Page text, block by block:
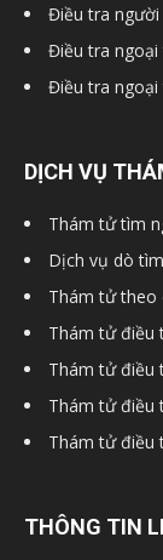
Điều tra người
Điều tra ngoại
Điều tra
DỊCH VỤ
Thám tử tìm
Dịch vụ dò
Thám tử theo
Thám tử điều
Thám tử điều
Thám tử điều
Thám tử điều
THÔNG TIN